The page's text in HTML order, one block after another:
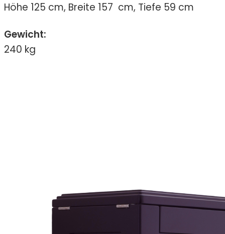
Höhe 125 cm, Breite 157 cm, Tiefe 59 cm
Gewicht:
240 kg